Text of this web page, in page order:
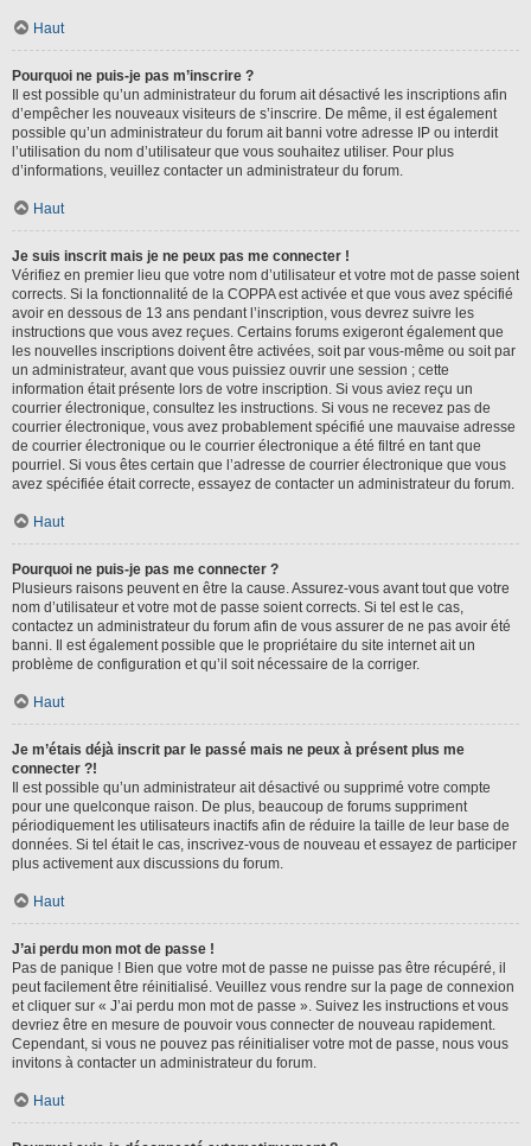
Haut
Pourquoi ne puis-je pas m’inscrire ?
Il est possible qu’un administrateur du forum ait désactivé les inscriptions afin
d’empêcher les nouveaux visiteurs de s’inscrire. De même, il est également
possible qu’un administrateur du forum ait banni votre adresse IP ou interdit
l’utilisation du nom d’utilisateur que vous souhaitez utiliser. Pour plus
d’informations, veuillez contacter un administrateur du forum.
Haut
Je suis inscrit mais je ne peux pas me connecter !
Vérifiez en premier lieu que votre nom d’utilisateur et votre mot de passe soient
corrects. Si la fonctionnalité de la COPPA est activée et que vous avez spécifié
avoir en dessous de 13 ans pendant l’inscription, vous devrez suivre les
instructions que vous avez reçues. Certains forums exigeront également que
les nouvelles inscriptions doivent être activées, soit par vous-même ou soit par
un administrateur, avant que vous puissiez ouvrir une session ; cette
information était présente lors de votre inscription. Si vous aviez reçu un
courrier électronique, consultez les instructions. Si vous ne recevez pas de
courrier électronique, vous avez probablement spécifié une mauvaise adresse
de courrier électronique ou le courrier électronique a été filtré en tant que
pourriel. Si vous êtes certain que l’adresse de courrier électronique que vous
avez spécifiée était correcte, essayez de contacter un administrateur du forum.
Haut
Pourquoi ne puis-je pas me connecter ?
Plusieurs raisons peuvent en être la cause. Assurez-vous avant tout que votre
nom d’utilisateur et votre mot de passe soient corrects. Si tel est le cas,
contactez un administrateur du forum afin de vous assurer de ne pas avoir été
banni. Il est également possible que le propriétaire du site internet ait un
problème de configuration et qu’il soit nécessaire de la corriger.
Haut
Je m’étais déjà inscrit par le passé mais ne peux à présent plus me
connecter ?!
Il est possible qu’un administrateur ait désactivé ou supprimé votre compte
pour une quelconque raison. De plus, beaucoup de forums suppriment
périodiquement les utilisateurs inactifs afin de réduire la taille de leur base de
données. Si tel était le cas, inscrivez-vous de nouveau et essayez de participer
plus activement aux discussions du forum.
Haut
J’ai perdu mon mot de passe !
Pas de panique ! Bien que votre mot de passe ne puisse pas être récupéré, il
peut facilement être réinitialisé. Veuillez vous rendre sur la page de connexion
et cliquer sur « J’ai perdu mon mot de passe ». Suivez les instructions et vous
devriez être en mesure de pouvoir vous connecter de nouveau rapidement.
Cependant, si vous ne pouvez pas réinitialiser votre mot de passe, nous vous
invitons à contacter un administrateur du forum.
Haut